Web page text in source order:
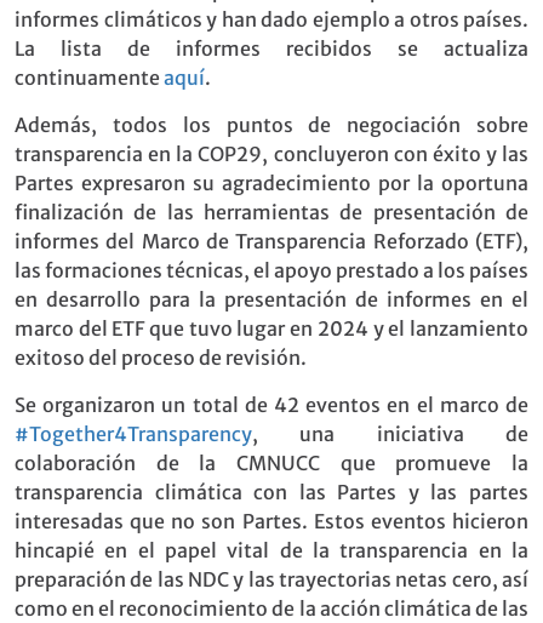
informes climáticos y han dado ejemplo a otros países.
La lista de informes recibidos se actualiza
continuamenteaquí.
Además, todos los puntos de negociación sobre
transparencia en la COP29, concluyeron con éxito y las
Partes expresaron su agradecimiento por la oportuna
finalización de las herramientas de presentación de
informes del Marco de Transparencia Reforzado (ETF),
las formaciones técnicas, el apoyo prestado a los países
en desarrollo para la presentación de informes en el
marco del ETF que tuvo lugar en 2024 y el lanzamiento
exitoso del proceso de revisión.
Se organizaron un total de 42 eventos en el marco de
#Together4Transparency, una iniciativa de
colaboración de la CMNUCC que promueve la
transparencia climática con las Partes y las partes
interesadas que no son Partes. Estos eventos hicieron
hincapié en el papel vital de la transparencia en la
preparación de las NDC y las trayectorias netas cero, así
como en el reconocimiento de la acción climática de las